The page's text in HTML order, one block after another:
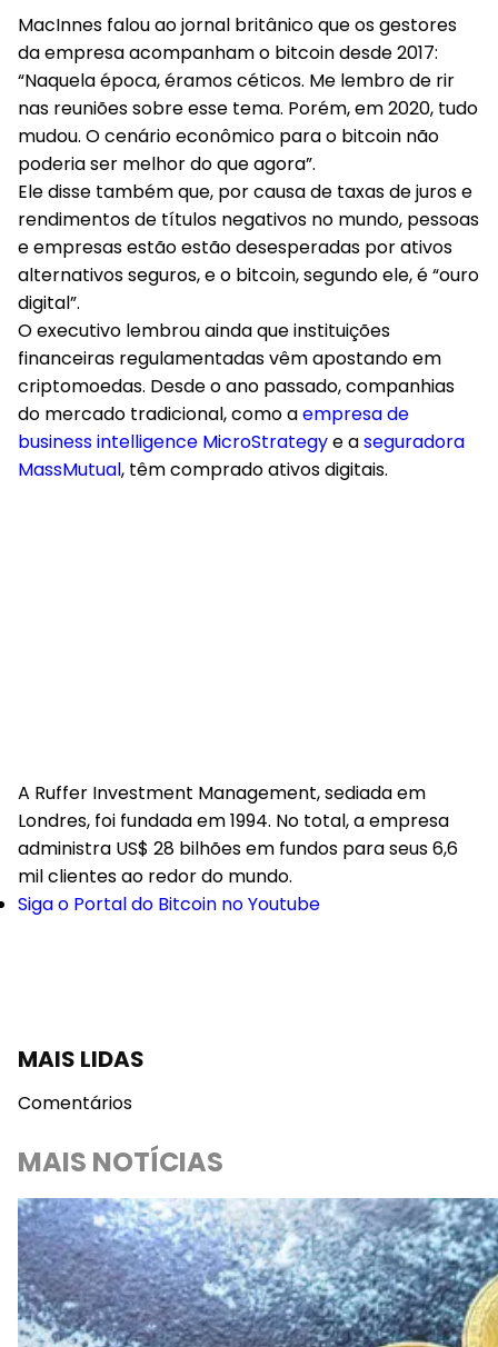
MacInnes falou ao jornal britânico que os gestores
da empresa acompanham o bitcoin desde 2017:
“Naquela época, éramos céticos. Me lembro de rir
nas reuniões sobre esse tema. Porém, em 2020, tudo
mudou. O cenário econômico para o bitcoin não
poderia ser melhor do que agora”.
Ele disse também que, por causa de taxas de juros e
rendimentos de títulos negativos no mundo, pessoas
e empresas estão estão desesperadas por ativos
alternativos seguros, e o bitcoin, segundo ele, é “ouro
digital”.
O executivo lembrou ainda que instituições
financeiras regulamentadas vêm apostando em
criptomoedas. Desde o ano passado, companhias
do mercado tradicional, como aempresa de
business intelligence MicroStrategye aseguradora
MassMutual, têm comprado ativos digitais.
A Ruffer Investment Management, sediada em
Londres, foi fundada em 1994. No total, a empresa
administra US$ 28 bilhões em fundos para seus 6,6
mil clientes ao redor do mundo.
Siga o Portal do Bitcoin no Youtube
MAIS LIDAS
Comentários
MAIS NOTÍCIAS